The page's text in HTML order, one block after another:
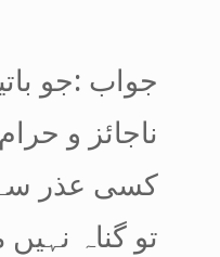
جواب :جو
ناجائز و
کسی عذر سے
تو گناہ